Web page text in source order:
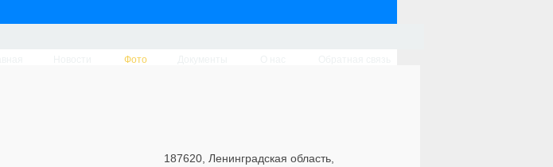
Фото
187620, Ленинградская область,